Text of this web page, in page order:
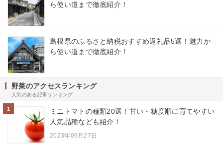
ら使い道まで徹底紹介！
島根県のふるさと納税おすすめ返礼品5選！魅力か
ら使い道まで徹底紹介！
野菜のアクセスランキング
人気のある記事ランキング
1
ミニトマトの種類20選！甘い・糖度順に育てやすい
人気品種なども紹介！
2023年09月27日